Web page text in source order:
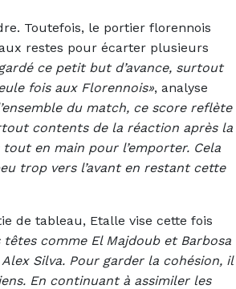
Toutefois, le portier florennois
restes pour écarter plusieurs
ce petit but d’avance, surtout
fois aux Florennois», analyse
du match, ce score reflète
contents de la réaction après la
en main pour l’emporter. Cela
trop vers l’avant en restant cette
de tableau, Etalle vise cette fois
comme El Majdoub et Barbosa
Silva. Pour garder la cohésion, il
En continuant à assimiler les